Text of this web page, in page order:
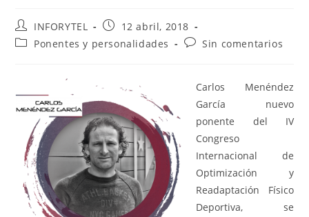
INFORYTEL
12 abril, 2018
Ponentes y personalidades
Sin comentarios
Carlos Menéndez
García nuevo
ponente del IV
Congreso
Internacional de
Optimización y
Readaptación Físico
Deportiva, se